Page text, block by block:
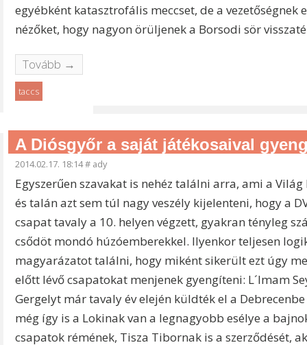
egyébként katasztrofális meccset, de a vezetőségnek
nézőket, hogy nagyon örüljenek a Borsodi sör
Tovább →
taccs
A Diósgyőr a saját játékosaival
2014.02.17. 18:14# ady
Egyszerűen szavakat is nehéz találni arra, ami a
és talán azt sem túl nagy veszély kijelenteni, hogy a
csapat tavaly a 10. helyen végzett, gyakran tényleg
csődöt mondó húzóemberekkel. Ilyenkor teljesen
magyarázatot találni, hogy miként sikerült ezt úgy
előtt lévő csapatokat menjenek gyengíteni: L´Imam
Gergelyt már tavaly év elején küldték el a
még így is a Lokinak van a legnagyobb esélye a
csapatok rémének, Tisza Tibornak is a szerződését,